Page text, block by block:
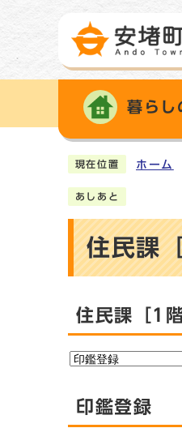
暮らし
現在位置 ホーム
あしあと
住民課
住民課［1
印鑑登録